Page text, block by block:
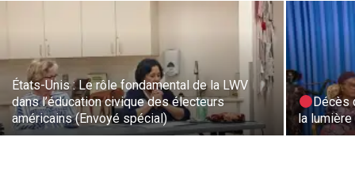
États-Unis : Le rôle fondamental de la LWV
dans l’éducation civique des électeurs
américains (Envoyé spécial)
Décès
la